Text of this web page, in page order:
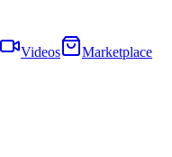
Videos
Marketplace